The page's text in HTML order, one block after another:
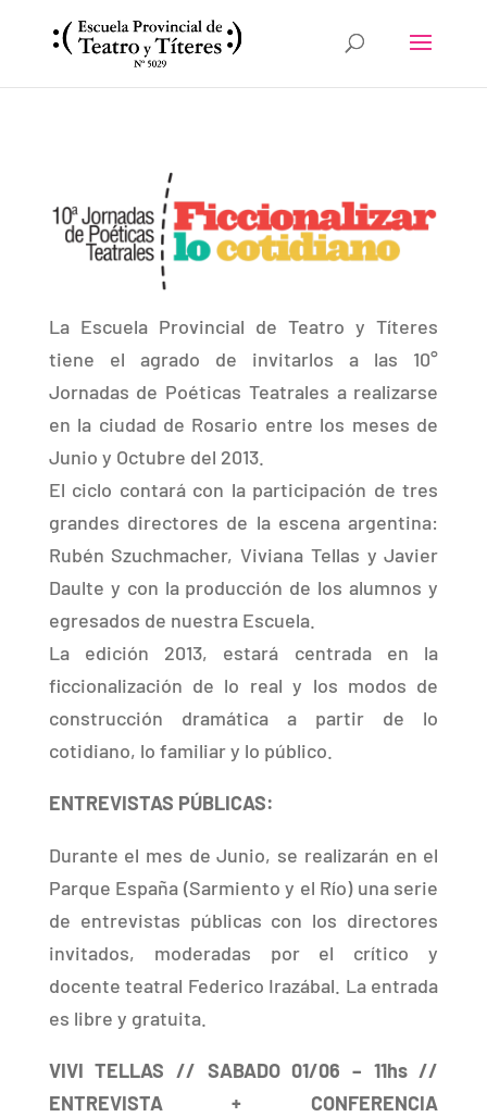
La Escuela Provincial de Teatro y Títeres
tiene el agrado de invitarlos a las 10°
Jornadas de Poéticas Teatrales a realizarse
en la ciudad de Rosario entre los meses de
Junio y Octubre del 2013.
El ciclo contará con la participación de tres
grandes directores de la escena argentina:
Rubén Szuchmacher, Viviana Tellas y Javier
Daulte y con la producción de los alumnos y
egresados de nuestra Escuela.
La edición 2013, estará centrada en la
ficcionalización de lo real y los modos de
construcción dramática a partir de lo
cotidiano, lo familiar y lo público.
ENTREVISTAS PÚBLICAS:
Durante el mes de Junio, se realizarán en el
Parque España (Sarmiento y el Río) una serie
de entrevistas públicas con los directores
invitados, moderadas por el crítico y
docente teatral Federico Irazábal. La entrada
es libre y gratuita.
VIVI TELLAS // SABADO 01/06 – 11hs //
ENTREVISTA + CONFERENCIA